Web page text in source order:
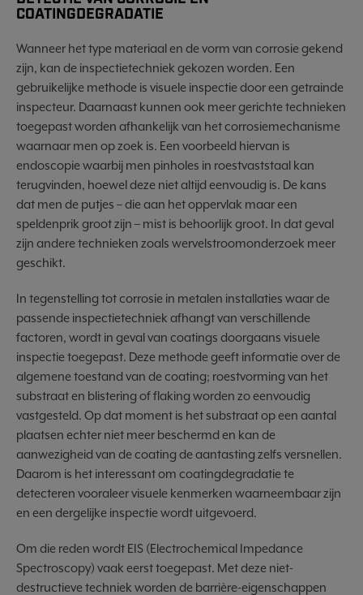
COATINGDEGRADATIE
Wanneer het type materiaal en de vorm van corrosie gekend
zijn, kan de inspectietechniek gekozen worden. Een
gebruikelijke methode is visuele inspectie door een getrainde
inspecteur. Daarnaast kunnen ook meer gerichte technieken
toegepast worden afhankelijk van het corrosiemechanisme
waarnaar men op zoek is. Een voorbeeld hiervan is
endoscopie waarbij men pinholes in roestvaststaal kan
terugvinden, hoewel deze niet altijd eenvoudig is. De kans
dat men de putjes – die aan het oppervlak maar een
speldenprik groot zijn – mist is behoorlijk groot. In dat geval
zijn andere technieken zoals wervelstroomonderzoek meer
geschikt.
In tegenstelling tot corrosie in metalen installaties waar de
passende inspectietechniek afhangt van verschillende
factoren, wordt in geval van coatings doorgaans visuele
inspectie toegepast. Deze methode geeft informatie over de
algemene toestand van de coating; roestvorming van het
substraat en blistering of flaking worden zo eenvoudig
vastgesteld. Op dat moment is het substraat op een aantal
plaatsen echter niet meer beschermd en kan de
aanwezigheid van de coating de aantasting zelfs versnellen.
Daarom is het interessant om coatingdegradatie te
detecteren vooraleer visuele kenmerken waarneembaar zijn
en een dergelijke inspectie wordt uitgevoerd.
Om die reden wordt EIS (Electrochemical Impedance
Spectroscopy) vaak eerst toegepast. Met deze niet-
destructieve techniek worden de barrière-eigenschappen